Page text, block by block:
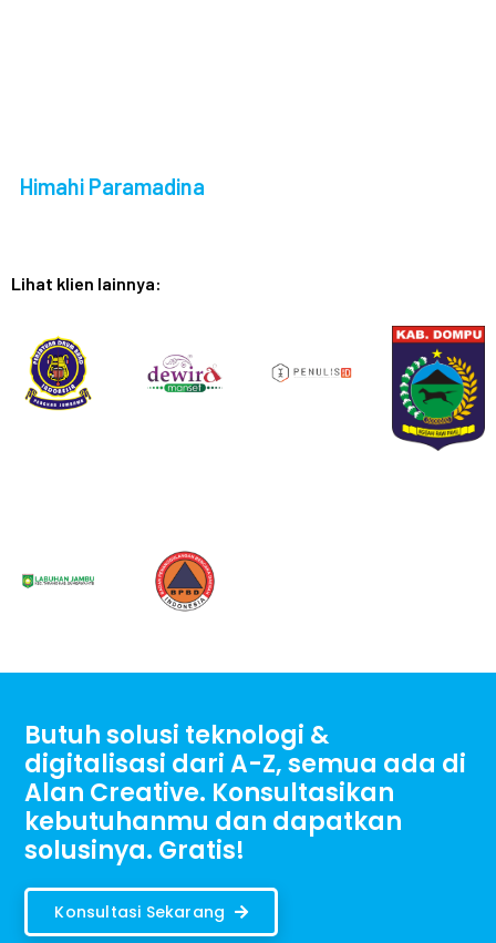
Himahi Paramadina
Lihat klien lainnya:
Butuh solusi teknologi &
digitalisasi dari A-Z, semua ada di
Alan Creative. Konsultasikan
kebutuhanmu dan dapatkan
solusinya. Gratis!
Konsultasi Sekarang